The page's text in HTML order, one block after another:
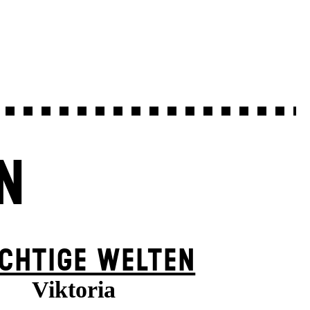
WELTEN
Viktoria